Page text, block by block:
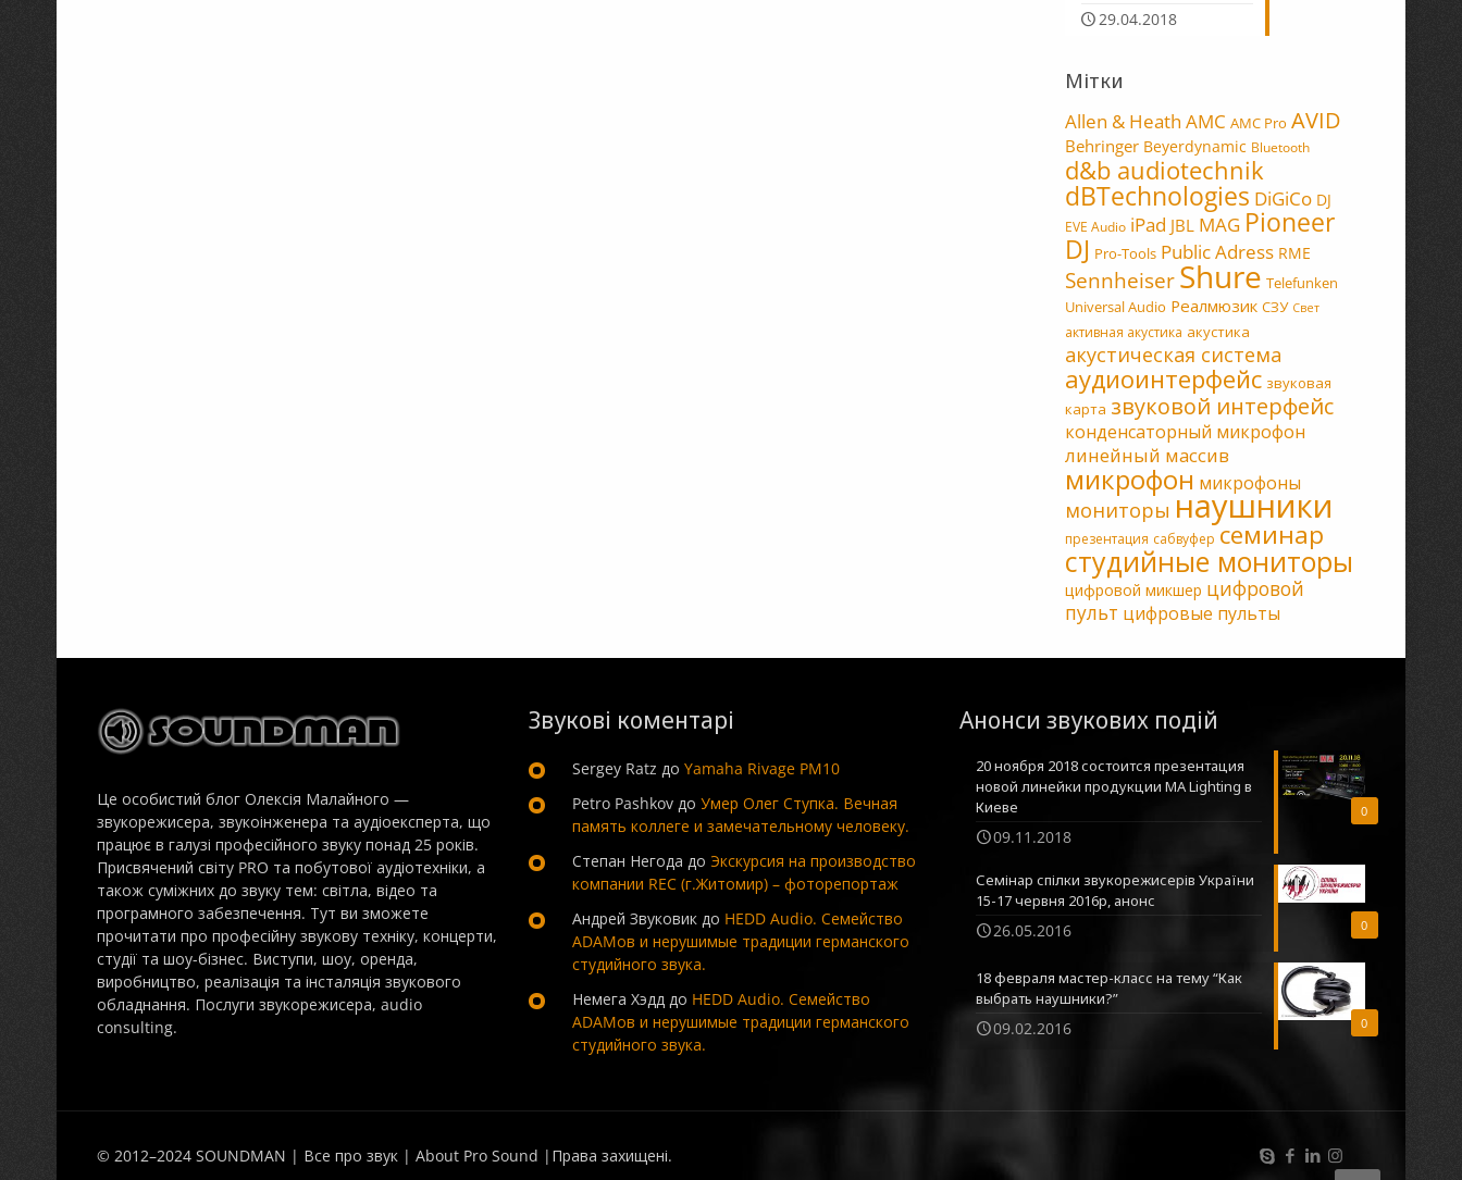
29.04.2018
Мітки
Allen & Heath AMC AMC Pro AVID
Behringer Beyerdynamic Bluetooth
d&b audiotechnik
dBTechnologies DiGiCo DJ
EVE Audio iPad JBL MAG Pioneer
DJ Pro-Tools Public Adress RME
Sennheiser Shure Telefunken
Universal Audio Реалмюзик СЗУ Свет
активная акустика акустика
акустическая система
аудиоинтерфейс звуковая
карта звуковой интерфейс
конденсаторный микрофон
линейный массив
микрофон микрофоны
мониторы наушники
презентация сабвуфер семинар
студийные мониторы
цифровой микшер цифровой
пульт цифровые пульты
Це особистий блог Олексія Малайного —
звукорежисера, звукоінженера та аудіоексперта, що
працює в галузі професійного звуку понад 25 років.
Присвячений світу PRO та побутової аудіотехніки, а
також суміжних до звуку тем: світла, відео та
програмного забезпечення. Тут ви зможете
прочитати про професійну звукову техніку, концерти,
студії та шоу-бізнес. Виступи, шоу, оренда,
виробництво, реалізація та інсталяція звукового
обладнання. Послуги звукорежисера, audio
consulting.
Звукові коментарі
Sergey Ratz до Yamaha Rivage PM10
Petro Pashkovдо Умер Олег Ступка. Вечная
память коллеге и замечательному человеку.
Степан Негода до Экскурсия на производство
компании REC (г.Житомир) – фоторепортаж
Андрей Звуковикдо HEDD Audio. Семейство
ADAMов и нерушимые традиции германского
студийного звука.
Немега Хэдддо HEDD Audio. Семейство
ADAMов и нерушимые традиции германского
студийного звука.
Анонси звукових подій
0
20 ноября 2018 состоится презентация
новой линейки продукции MA Lighting в
Киеве
09.11.2018
0
Семінар спілки звукорежисерів України
15-17 червня 2016р, анонс
26.05.2016
0
18 февраля мастер-класс на тему “Как
выбрать наушники?”
09.02.2016
© 2012–2024 SOUNDMAN | Все про звук | About Pro Sound |Права захищені.